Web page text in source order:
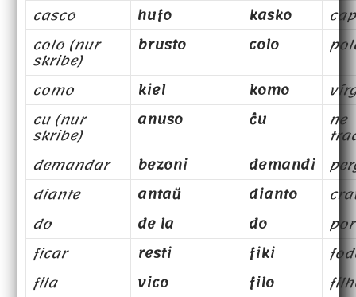
casco
hufo kasko
colo (nur
skribe)
brusto colo
como
kiel komo
cu (nur
skribe)
anuso ĉu ne
demandar
bezoni demandi
diante
antaŭ dianto
do
de la do
ficar
resti fiki
fila
vico filo